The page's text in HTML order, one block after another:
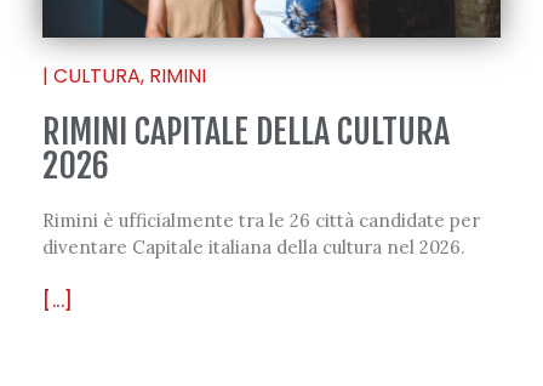
| CULTURA, RIMINI
RIMINI CAPITALE DELLA CULTURA
2026
Rimini è ufficialmente tra le 26 città candidate per
diventare Capitale italiana della cultura nel 2026.
[...]